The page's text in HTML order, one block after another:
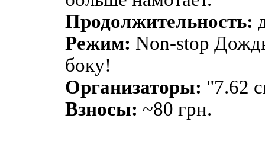
Продолжительность:
Режим: Non-stop
боку!
Организаторы: "7.62
Взносы: ~80 грн.